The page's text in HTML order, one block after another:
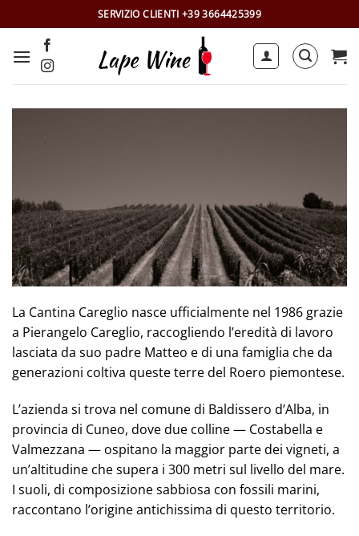
ai
contenuti
SERVIZIO CLIENTI +39 3664425399
La Cantina Careglio nasce ufficialmente nel 1986 grazie
a Pierangelo Careglio, raccogliendo l’eredità di lavoro
lasciata da suo padre Matteo e di una famiglia che da
generazioni coltiva queste terre del Roero piemontese.
L’azienda si trova nel comune di Baldissero d’Alba, in
provincia di Cuneo, dove due colline — Costabella e
Valmezzana — ospitano la maggior parte dei vigneti, a
un’altitudine che supera i 300 metri sul livello del mare.
I suoli, di composizione sabbiosa con fossili marini,
raccontano l’origine antichissima di questo territorio.